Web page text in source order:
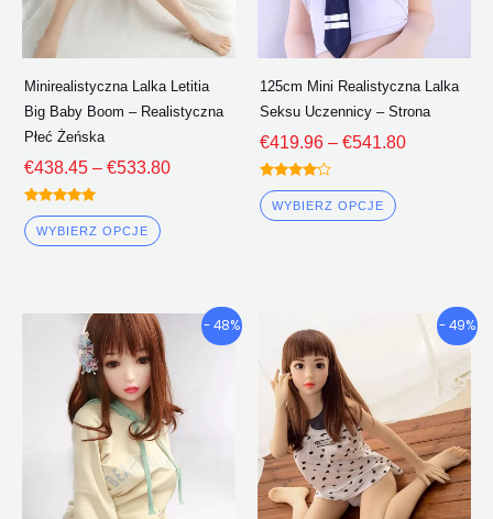
Minirealistyczna Lalka Letitia
Big Baby Boom – Realistyczna
Płeć Żeńska
€438.45 – €533.80
Oceniono
5.00
z 5
WYBIERZ OPCJE
wybrać
na
produktu
125cm Mini Realistyczna Lalka
Seksu Uczennicy – Strona
€419.96 – €541.80
Oceniono
4.00
z 5
WYBIERZ OPCJE
wybrać
na
produktu
- 48%
Przedział
cenowy:
Poprzez
€566.76
Ten
produkt
ma
wiele
wariantów.
Opcje
można
- 49%
Przedział
cenowy:
€427.50
Poprzez
€562.59
produkt
wiele
wariantów.
Opcje
można